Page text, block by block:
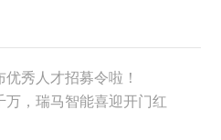
秀人才招募令啦！
万，瑞马智能喜迎开门红